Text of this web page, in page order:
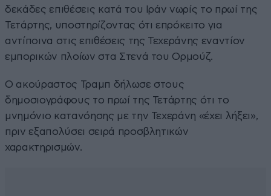
δεκάδες επιθέσεις κατά του Ιράν νωρίς το πρωί της
Τετάρτης, υποστηρίζοντας ότι επρόκειτο για
αντίποινα στις επιθέσεις της Τεχεράνης εναντίον
εμπορικών πλοίων στα Στενά του Ορμούζ.
Ο ακούραστος Τραμπ δήλωσε στους
δημοσιογράφους το πρωί της Τετάρτης ότι το
μνημόνιο κατανόησης με την Τεχεράνη «έχει λήξει»,
πριν εξαπολύσει σειρά προσβλητικών
χαρακτηρισμών.